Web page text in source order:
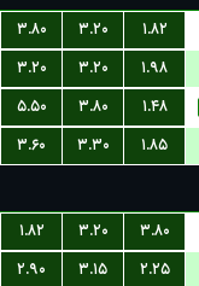
۱.۸۲ ۳.۲۰
۳.۸۰
۱.۹۸ ۳.۲۰
۳.۲۰
۱.۴۸ ۳.۸۰
۵.۵۰
۱.۸۵ ۳.۳۰
۳.۶۰
۳.۸۰ ۳.۲۰
۱.۸۲
۲.۲۵ ۳.۱۵
۲.۹۰